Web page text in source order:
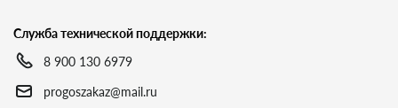
Служба технической поддержки:
8 900 130 6979
progoszakaz@mail.ru